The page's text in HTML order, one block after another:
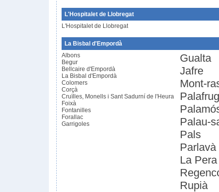
L'Hospitalet de Llobregat
L'Hospitalet de Llobregat
La Bisbal d'Empordà
Albons
Begur
Bellcaire d'Empordà
La Bisbal d'Empordà
Colomers
Corçà
Cruïlles, Monells i Sant Sadurní de l'Heura
Foixà
Fontanilles
Forallac
Garrigoles
Gualta
Jafre
Mont-
Palau-
Pals
Parlavà
La Pera
Rupià